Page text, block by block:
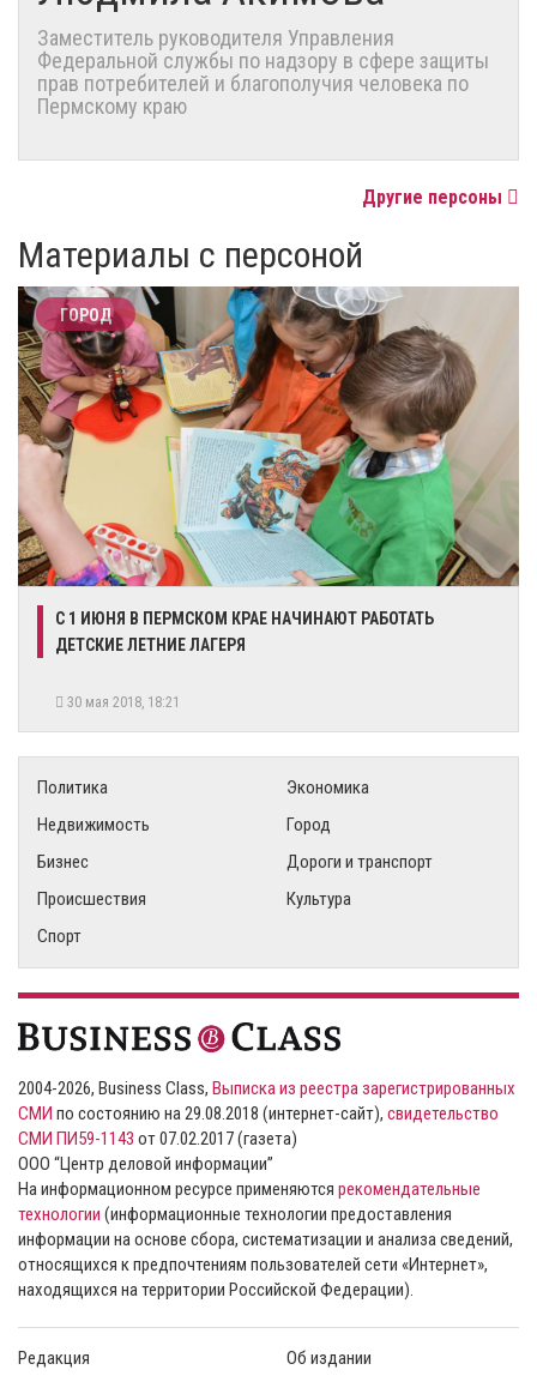
Заместитель руководителя Управления
Федеральной службы по надзору в сфере защиты
прав потребителей и благополучия человека по
Пермскому краю
Другие персоны
Материалы с персоной
ГОРОД
С 1 ИЮНЯ В ПЕРМСКОМ КРАЕ НАЧИНАЮТ РАБОТАТЬ
ДЕТСКИЕ ЛЕТНИЕ ЛАГЕРЯ
30 мая 2018, 18:21
Политика
Экономика
Недвижимость
Город
Бизнес
Дороги и транспорт
Происшествия
Культура
Спорт
2004-2026, Business Class, Выписка из реестра зарегистрированных
СМИ по состоянию на 29.08.2018 (интернет-сайт), свидетельство
СМИ ПИ59-1143 от 07.02.2017 (газета)
ООО “Центр деловой информации”
На информационном ресурсе применяются рекомендательные
технологии (информационные технологии предоставления
информации на основе сбора, систематизации и анализа сведений,
относящихся к предпочтениям пользователей сети «Интернет»,
находящихся на территории Российской Федерации).
Редакция Об издании